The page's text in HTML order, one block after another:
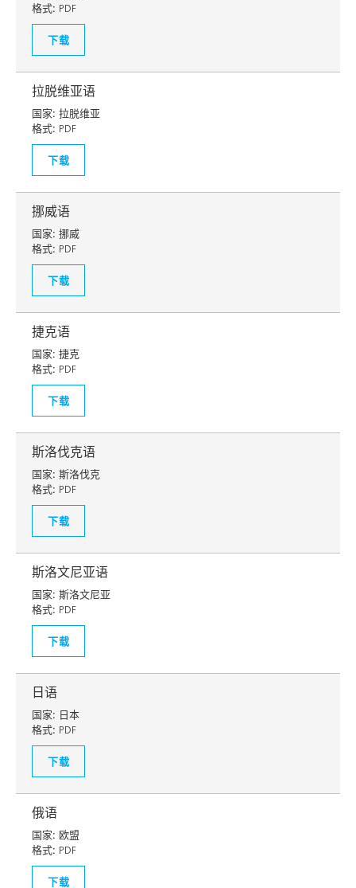
格式: PDF
下载
拉脱维亚语
国家: 拉脱维亚
格式: PDF
下载
挪威语
国家: 挪威
格式: PDF
下载
捷克语
国家: 捷克
格式: PDF
下载
斯洛伐克语
国家: 斯洛伐克
格式: PDF
下载
斯洛文尼亚语
国家: 斯洛文尼亚
格式: PDF
下载
日语
国家: 日本
格式: PDF
下载
俄语
国家: 欧盟
格式: PDF
下载